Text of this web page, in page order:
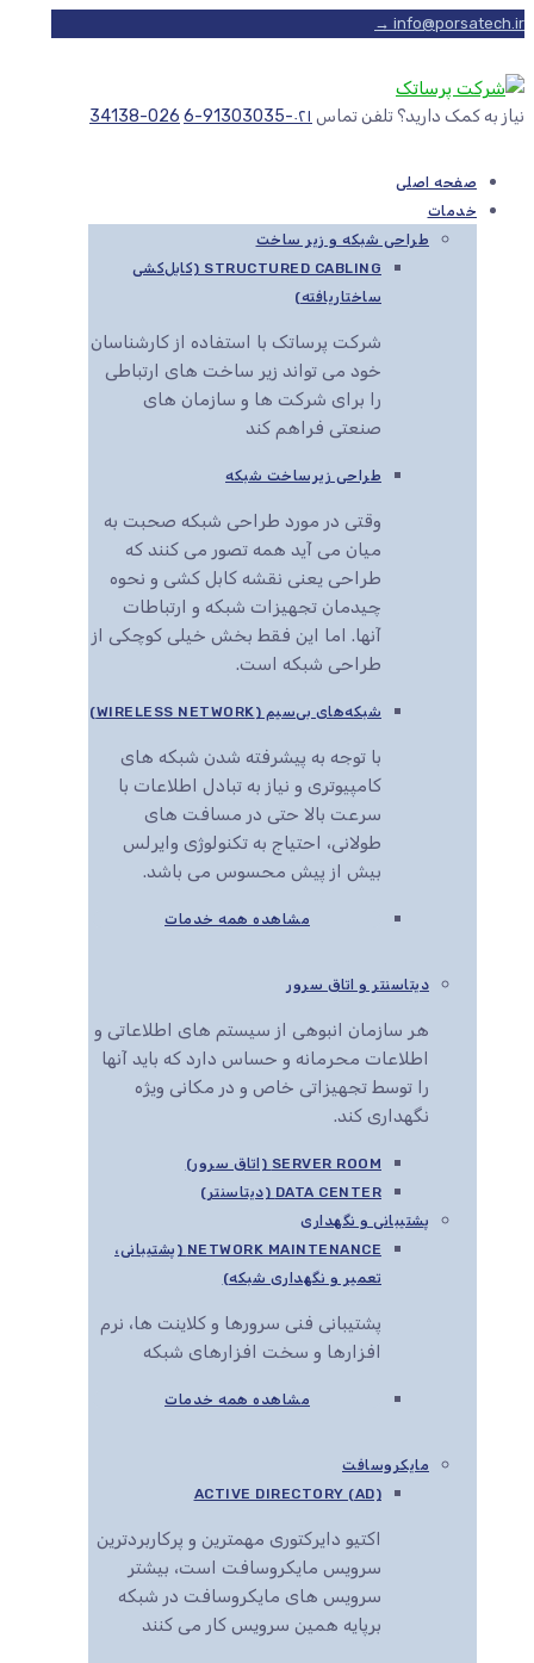
info@porsatech.ir →
نیاز به کمک دارید؟ تلفن تماس ۰۲۱-91303035-6 026-34138
صفحه اصلی
خدمات
طراحی شبکه و زیر ساخت
STRUCTURED CABLING (کابل‌کشی
ساختاریافته)
شرکت پرساتک با استفاده از کارشناسان
خود می تواند زیر ساخت های ارتباطی
را برای شرکت ها و سازمان های
صنعتی فراهم کند
طراحی زیرساخت شبکه
وقتی در مورد طراحی شبکه صحبت به
میان می آید همه تصور می کنند که
طراحی یعنی نقشه کابل کشی و نحوه
چیدمان تجهیزات شبکه و ارتباطات
آنها. اما این فقط بخش خیلی کوچکی از
طراحی شبکه است.
شبکه‌های بی‌سیم (WIRELESS NETWORK)
با توجه به پیشرفته شدن شبکه های
کامپیوتری و نیاز به تبادل اطلاعات با
سرعت بالا حتی در مسافت های
طولانی، احتیاج به تکنولوژی وایرلس
بیش از پیش محسوس می باشد.
مشاهده همه خدمات
دیتاسنتر و اتاق سرور
هر سازمان انبوهی از سیستم های اطلاعاتی و
اطلاعات محرمانه و حساس دارد که باید آنها
را توسط تجهیزاتی خاص و در مکانی ویژه
نگهداری کند.
SERVER ROOM (اتاق سرور)
DATA CENTER (دیتاسنتر)
پشتیبانی و نگهداری
NETWORK MAINTENANCE (پشتیبانی،
تعمیر و نگهداری شبکه)
پشتیبانی فنی سرورها و کلاینت ها، نرم
افزارها و سخت افزارهای شبکه
مشاهده همه خدمات
مایکروسافت
ACTIVE DIRECTORY (AD)
اکتیو دایرکتوری مهمترین و پرکاربردترین
سرویس مایکروسافت است، بیشتر
سرویس های مایکروسافت در شبکه
برپایه همین سرویس کار می کنند